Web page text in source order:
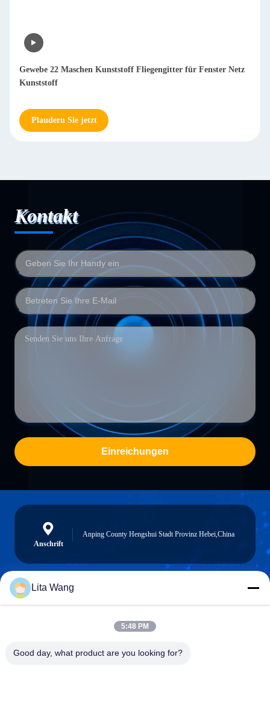
Gewebe 22 Maschen Kunststoff Fliegengitter für Fenster Netz
Kunststoff
Plaudern Sie jetzt
Kontakt
Einreichungen
Anschrift
Anping County Hengshui Stadt Provinz Hebei,China
lita@screenmeshnet.com
Lita Wang
5:48 PM
Good day, what product are you looking for?